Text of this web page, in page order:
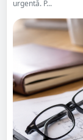
urgentă. P...